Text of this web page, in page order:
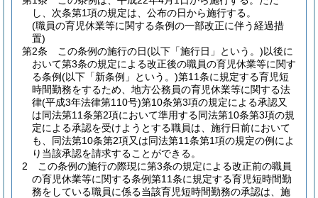
し、次条第1項の規定は、公布の日から施行する。
(職員の育児休業等に関する条例の一部改正に伴う経過措
置)
第2条
この条例の施行の日(以下「施行日」という。)以後に
おいて第3条の規定による改正後の職員の育児休業等に関す
る条例(以下「新条例」という。)第11条に規定する育児短
時間勤務をするため、地方公務員の育児休業等に関する法
律(平成3年法律第110号)第10条第3項の規定による承認又
は同法第11条第2項において準用する同法第10条第3項の規
定による承認を受けようとする職員は、施行日前において
も、同法第10条第2項又は同法第11条第1項の規定の例によ
り当該承認を請求することができる。
2
この条例の施行の際現に第3条の規定による改正前の職員
の育児休業等に関する条例第11条に規定する育児短時間勤
務をしている職員に係る当該育児短時間勤務の承認は、施